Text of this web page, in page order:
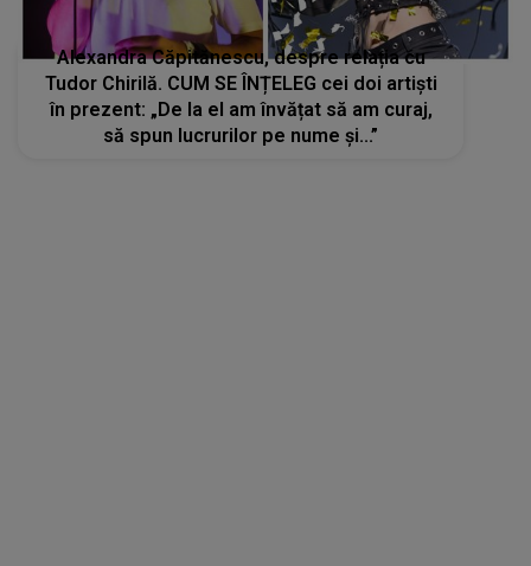
Alexandra Căpitănescu, despre relația cu
Tudor Chirilă. CUM SE ÎNȚELEG cei doi artiști
în prezent: „De la el am învățat să am curaj,
să spun lucrurilor pe nume și...”